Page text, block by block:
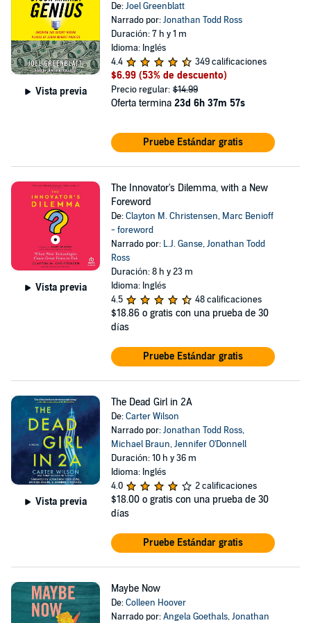
Vista previa
De:Joel Greenblatt
Narrado por:Jonathan Todd Ross
Duración: 7 h y 1 m
Idioma: Inglés
4.4
349 calificaciones
$6.99 (53% de descuento)
Precio regular: $14.99
Oferta termina 23d 6h 37m 57s
Pruebe Estándar gratis
Vista previa
The Innovator's Dilemma, with a New
Foreword
De:Clayton M. Christensen, Marc Benioff
- foreword
Narrado por: L.J. Ganse,Jonathan Todd
Ross
Duración: 8 h y 23 m
Idioma: Inglés
4.5
48 calificaciones
$18.86 o gratis con una prueba de 30
días
Pruebe Estándar gratis
Vista previa
The Dead Girl in 2A
De:Carter Wilson
Narrado por:Jonathan Todd Ross,
Michael Braun,Jennifer O'Donnell
Duración: 10 h y 36 m
Idioma: Inglés
4.0
2 calificaciones
$18.00 o gratis con una prueba de 30
días
Pruebe Estándar gratis
Maybe Now
De:Colleen Hoover
Narrado por:Angela Goethals,Jonathan